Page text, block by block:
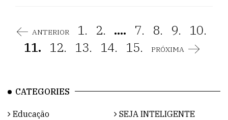
ANTERIOR 1. 2. .... 7. 8. 9.
10.
11. 12. 13. 14. 15. PRÓXIMA
CATEGORIES
Educação
SEJA INTELIGENTE